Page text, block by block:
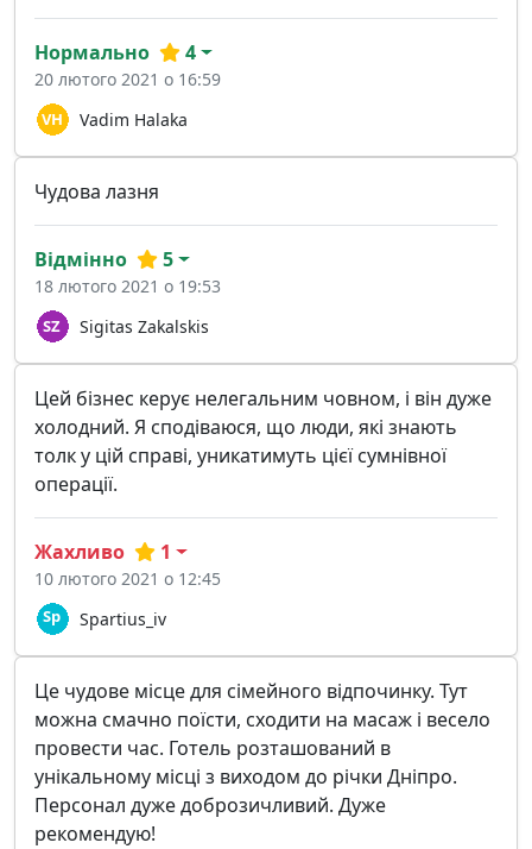
Vadim Halaka
Нормально 4
20 лютого 2021 о 16:59
Чудова лазня
Sigitas Zakalskis
Відмінно 5
18 лютого 2021 о 19:53
Цей бізнес керує нелегальним човном, і він дуже
холодний. Я сподіваюся, що люди, які знають
толк у цій справі, уникатимуть цієї сумнівної
операції.
Spartius_iv
Жахливо 1
10 лютого 2021 о 12:45
Це чудове місце для сімейного відпочинку. Тут
можна смачно поїсти, сходити на масаж і весело
провести час. Готель розташований в
унікальному місці з виходом до річки Дніпро.
Персонал дуже доброзичливий. Дуже
рекомендую!